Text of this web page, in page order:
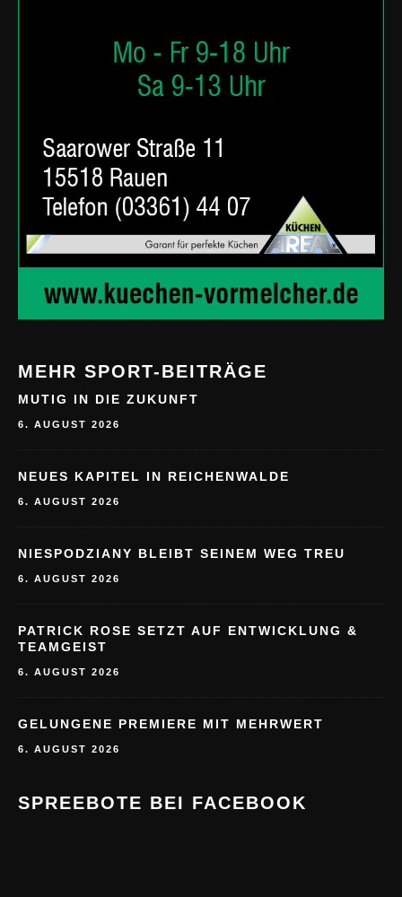
MEHR SPORT-BEITRÄGE
MUTIG IN DIE ZUKUNFT
6. AUGUST 2026
NEUES KAPITEL IN REICHENWALDE
6. AUGUST 2026
NIESPODZIANY BLEIBT SEINEM WEG TREU
6. AUGUST 2026
PATRICK ROSE SETZT AUF ENTWICKLUNG &
TEAMGEIST
6. AUGUST 2026
GELUNGENE PREMIERE MIT MEHRWERT
6. AUGUST 2026
SPREEBOTE BEI FACEBOOK